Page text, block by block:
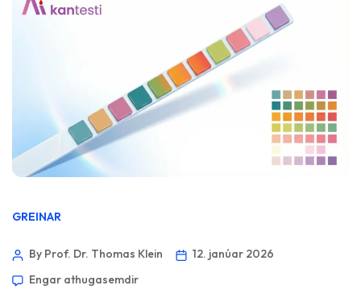
GREINAR
By Prof. Dr. Thomas Klein
12. janúar 2026
Engar athugasemdir